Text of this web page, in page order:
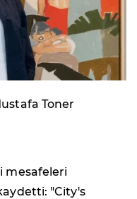
Toner
mesafeleri
"City's